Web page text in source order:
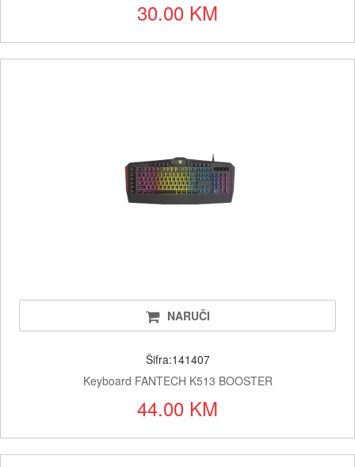
30.00 KM
NARUČI
Šifra:141407
Keyboard FANTECH K513 BOOSTER
44.00 KM